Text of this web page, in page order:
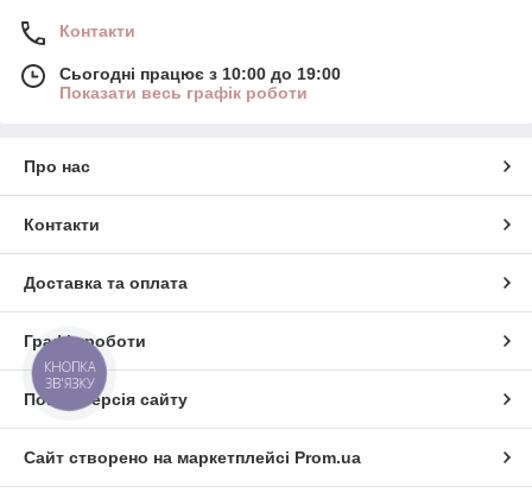
Контакти
Сьогодні працює з 10:00 до 19:00
Показати весь графік роботи
Про нас
Контакти
Доставка та оплата
Графік роботи
Повна версія сайту
Сайт створено на маркетплейсі Prom.ua
КНОПКА
ЗВ'ЯЗКУ